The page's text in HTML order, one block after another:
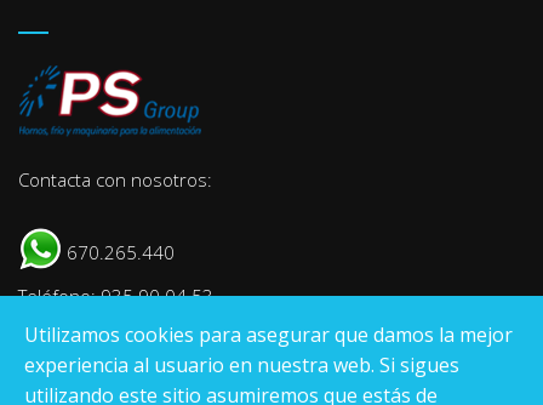
Contacta con nosotros:
670.265.440
Teléfono: 935 90 04 53
E-mail:info@psgroup.es
Utilizamos cookies para asegurar que damos la mejor
experiencia al usuario en nuestra web. Si sigues
utilizando este sitio asumiremos que estás de